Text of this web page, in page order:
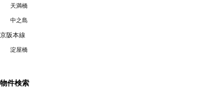
天満橋
中之島
京阪本線
淀屋橋
物件検索